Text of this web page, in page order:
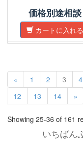
価格別途相談
カートに入れる
« 1 2 3 4
12
13 14 »
Showing 25-36 of 161
いちばん